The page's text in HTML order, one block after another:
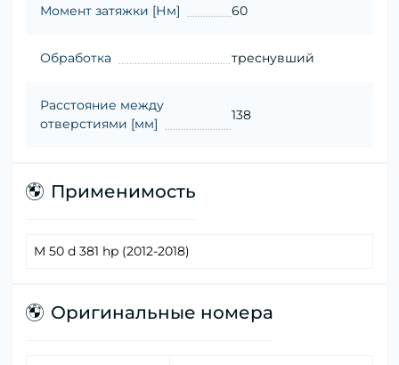
Момент затяжки [Нм] 60
Обработка треснувший
Расстояние между
отверстиями [мм]
138
Применимость
M 50 d 381 hp (2012-2018)
Оригинальные номера